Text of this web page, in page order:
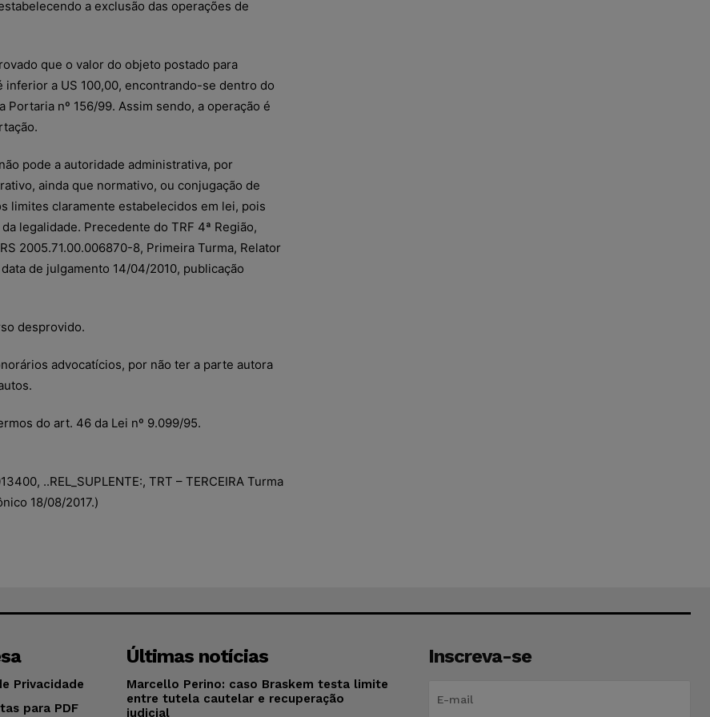
a exclusão das operações de
que o valor do objeto postado para
inferior a US 100,00, encontrando-se dentro do
Portaria nº 156/99. Assim sendo, a operação é
pode a autoridade administrativa, por
ainda que normativo, ou conjugação de
limites claramente estabelecidos em lei, pois
legalidade. Precedente do TRF 4ª Região,
2005.71.00.006870-8, Primeira Turma, Relator
de julgamento 14/04/2010, publicação
desprovido.
advocatícios, por não ter a parte autora
do art. 46 da Lei nº 9.099/95.
..REL_SUPLENTE:, TRT – TERCEIRA Turma
18/08/2017.)
Privacidade
para PDF
Últimas notícias
Marcello Perino: caso Braskem testa limite
entre tutela cautelar e recuperação
judicial
Inscreva-se